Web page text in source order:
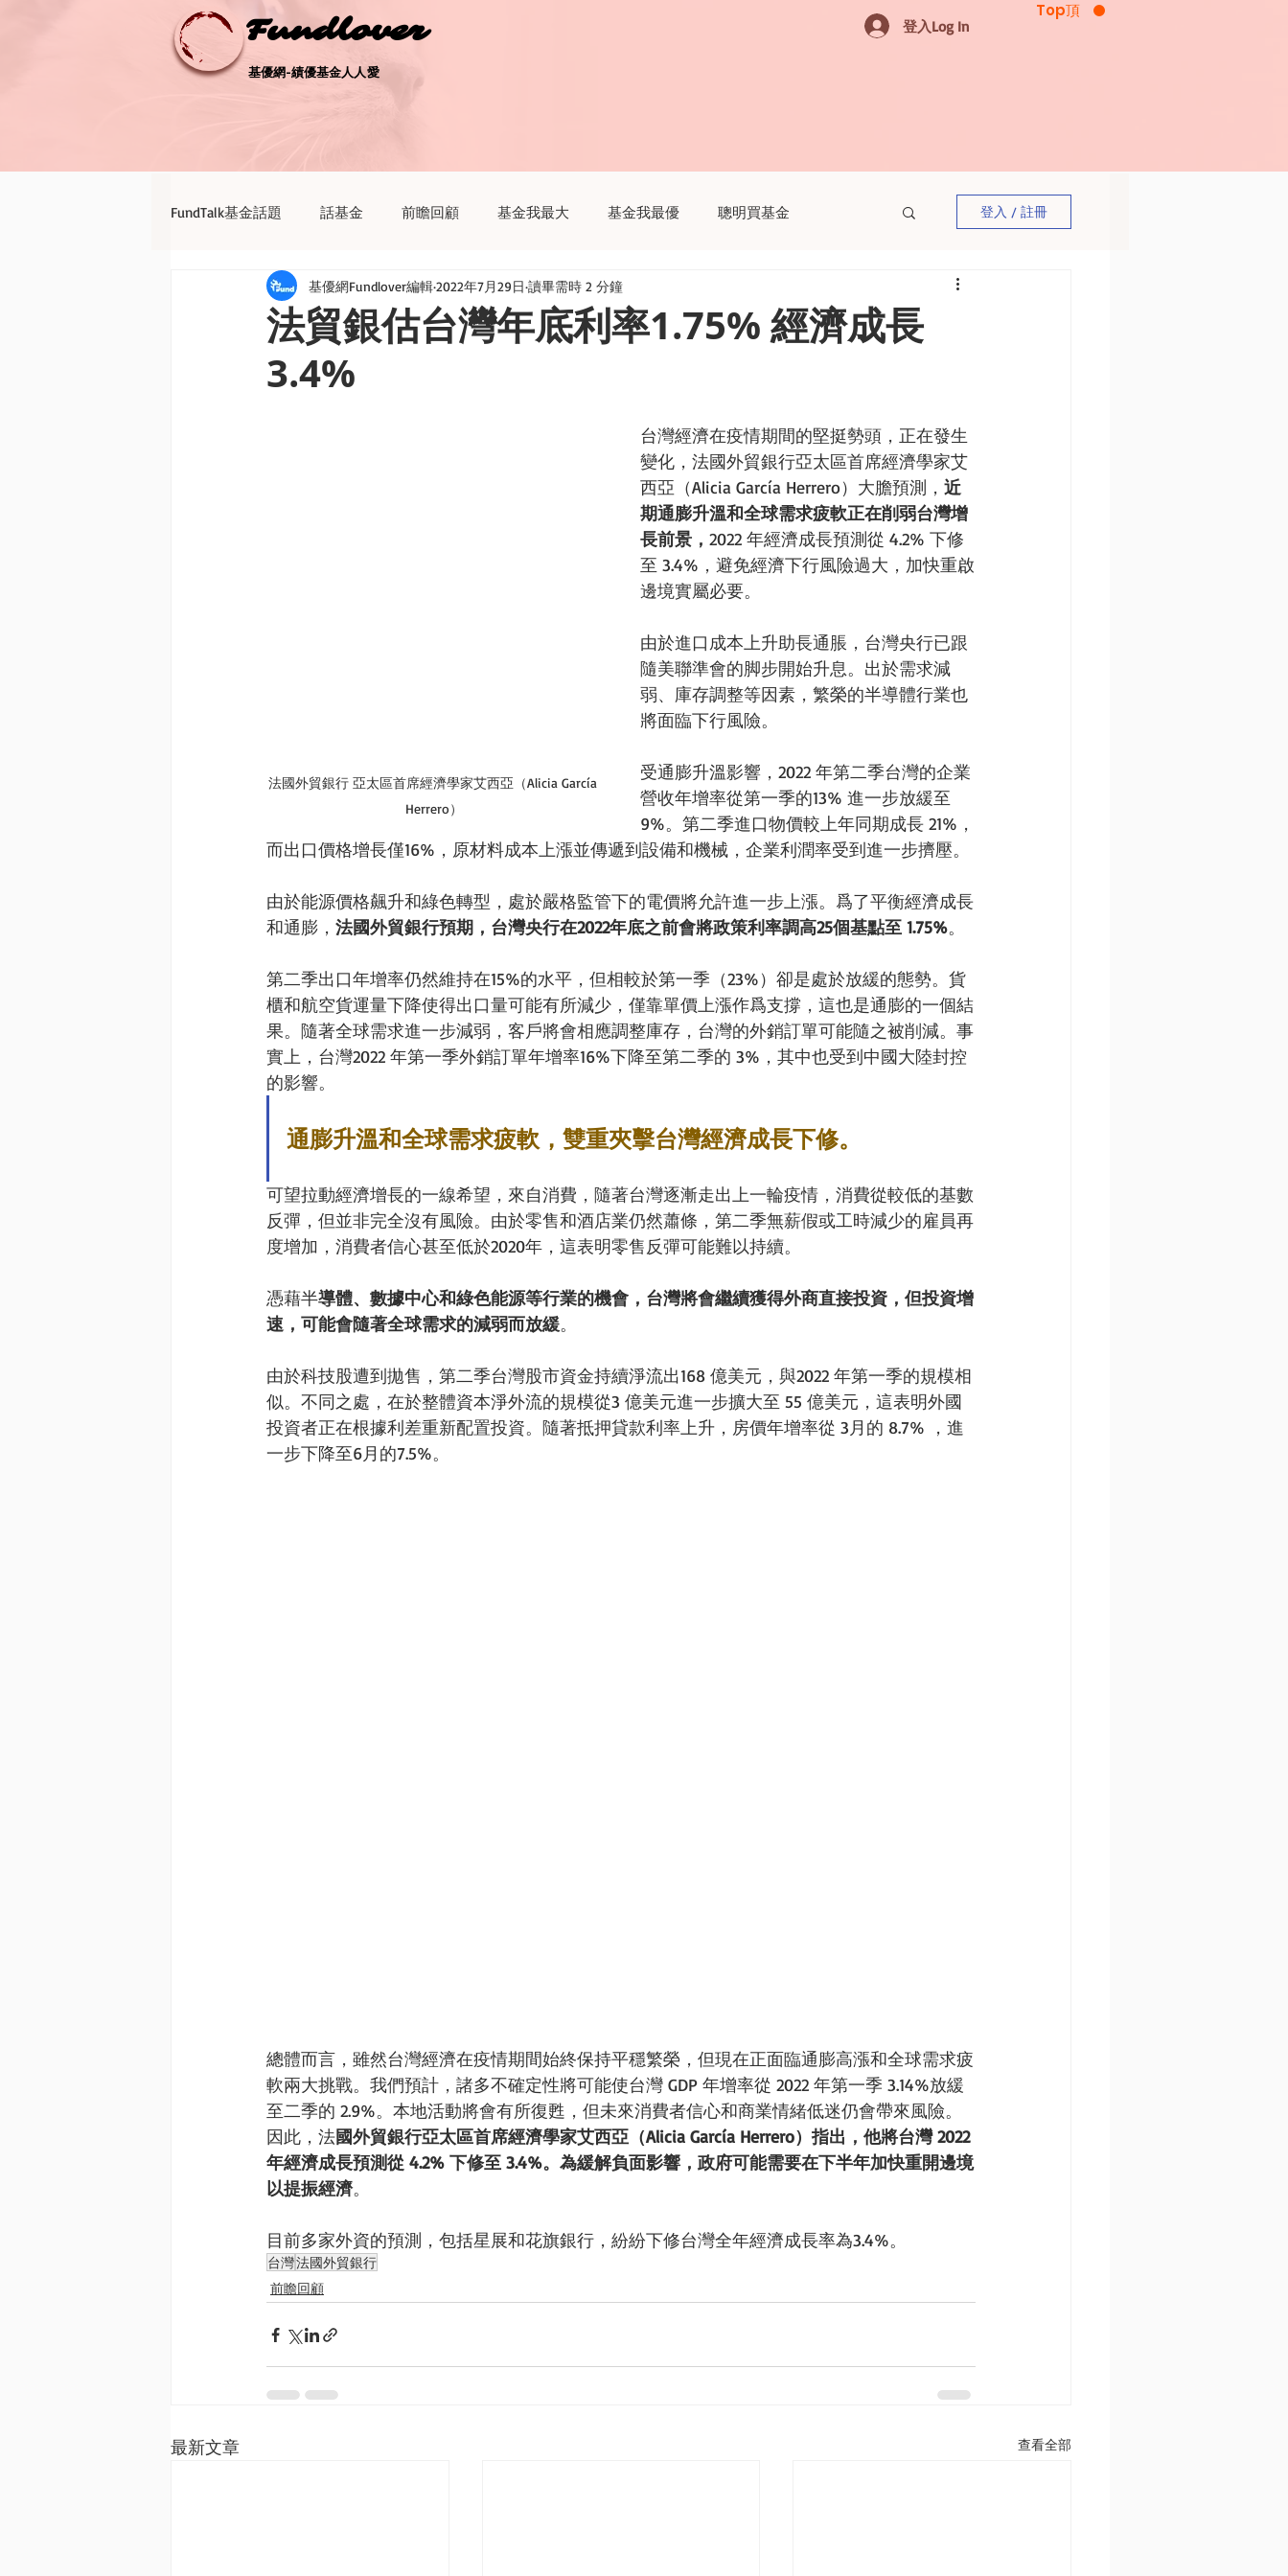
Fundlover
Fundlover
基優網-績優基金人人愛
基優網-績優基金人人愛
登入Log In
Top頂
FundTalk基金話題 話基金 前瞻回顧 基金我最大 基金我最優 聰明買基金
新聞點評 退休趣 聽基金 生活我最大
登入 / 註冊
法貿銀估台灣年底利率1.75% 經濟成長
3.4%
基優網Fundlover編輯2022年7月29日 讀畢需時 2 分鐘
法國外貿銀行 亞太區首席經濟學家艾西亞（Alicia García
Herrero）
台灣經濟在疫情期間的堅挺勢頭，正在發生
變化，法國外貿銀行亞太區首席經濟學家艾
西亞（Alicia García Herrero）大膽預測， 近
期通膨升溫和全球需求疲軟正在削弱台灣增
長前景， 2022 年經濟成長預測從 4.2% 下修
至 3.4%，避免經濟下行風險過大，加快重啟
邊境實屬必要。
由於進口成本上升助長通脹，台灣央行已跟
隨美聯準會的脚步開始升息。出於需求減
弱、庫存調整等因素，繁榮的半導體行業也
將面臨下行風險。
受通膨升溫影響，2022 年第二季台灣的企業
營收年增率從第一季的13% 進一步放緩至
9%。第二季進口物價較上年同期成長 21%，
而出口價格增長僅16%，原材料成本上漲並傳遞到設備和機械，企業利潤率受到進一步擠壓。
由於能源價格飆升和綠色轉型，處於嚴格監管下的電價將允許進一步上漲。爲了平衡經濟成長
和通膨， 法國外貿銀行預期，台灣央行在2022年底之前會將政策利率調高25個基點至 1.75%。
第二季出口年增率仍然維持在15%的水平，但相較於第一季（23%）卻是處於放緩的態勢。貨
櫃和航空貨運量下降使得出口量可能有所減少，僅靠單價上漲作爲支撐，這也是通膨的一個結
果。隨著全球需求進一步減弱，客戶將會相應調整庫存，台灣的外銷訂單可能隨之被削減。事
實上，台灣2022 年第一季外銷訂單年增率16%下降至第二季的 3%，其中也受到中國大陸封控
的影響。
通膨升溫和全球需求疲軟，雙重夾擊台灣經濟成長下修。
可望拉動經濟增長的一線希望，來自消費，隨著台灣逐漸走出上一輪疫情，消費從較低的基數
反彈，但並非完全沒有風險。由於零售和酒店業仍然蕭條，第二季無薪假或工時減少的雇員再
度增加，消費者信心甚至低於2020年，這表明零售反彈可能難以持續。
憑藉半導體、數據中心和綠色能源等行業的機會，台灣將會繼續獲得外商直接投資，但投資增
速，可能會隨著全球需求的減弱而放緩。
由於科技股遭到拋售，第二季台灣股市資金持續淨流出168 億美元，與2022 年第一季的規模相
似。不同之處，在於整體資本淨外流的規模從3 億美元進一步擴大至 55 億美元，這表明外國
投資者正在根據利差重新配置投資。隨著抵押貸款利率上升，房價年增率從 3月的 8.7% ，進
一步下降至6月的7.5%。
總體而言，雖然台灣經濟在疫情期間始終保持平穩繁榮，但現在正面臨通膨高漲和全球需求疲
軟兩大挑戰。我們預計，諸多不確定性將可能使台灣 GDP 年增率從 2022 年第一季 3.14%放緩
至二季的 2.9%。本地活動將會有所復甦，但未來消費者信心和商業情緒低迷仍會帶來風險。
因此，法國外貿銀行亞太區首席經濟學家艾西亞（Alicia García Herrero）指出，他將台灣 2022
年經濟成長預測從 4.2% 下修至 3.4%。為緩解負面影響，政府可能需要在下半年加快重開邊境
以提振經濟。
目前多家外資的預測，包括星展和花旗銀行，紛紛下修台灣全年經濟成長率為3.4%。
台灣法國外貿銀行
前瞻回顧
最新文章 查看全部